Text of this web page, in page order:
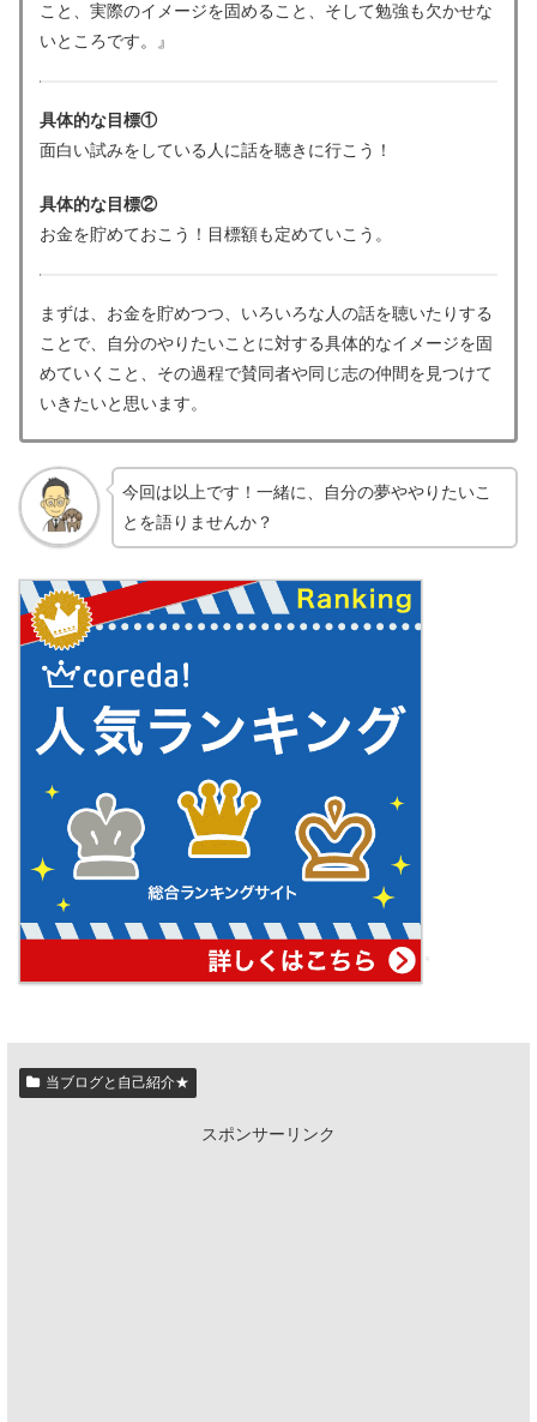
こと、実際のイメージを固めること、そして勉強も欠かせな
いところです。』
具体的な目標①
面白い試みをしている人に話を聴きに行こう！
具体的な目標②
お金を貯めておこう！目標額も定めていこう。
まずは、お金を貯めつつ、いろいろな人の話を聴いたりする
ことで、自分のやりたいことに対する具体的なイメージを固
めていくこと、その過程で賛同者や同じ志の仲間を見つけて
いきたいと思います。
今回は以上です！一緒に、自分の夢ややりたいこ
とを語りませんか？
当ブログと自己紹介★
スポンサーリンク